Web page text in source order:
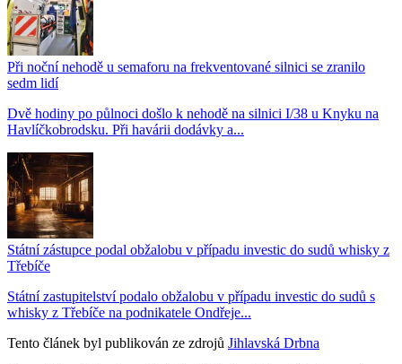
Při noční nehodě u semaforu na frekventované silnici se zranilo
sedm lidí
Dvě hodiny po půlnoci došlo k nehodě na silnici I/38 u Knyku na
Havlíčkobrodsku. Při havárii dodávky a...
Státní zástupce podal obžalobu v případu investic do sudů whisky z
Třebíče
Státní zastupitelství podalo obžalobu v případu investic do sudů s
whisky z Třebíče na podnikatele Ondřeje...
Tento článek byl publikován ze zdrojů Jihlavská Drbna